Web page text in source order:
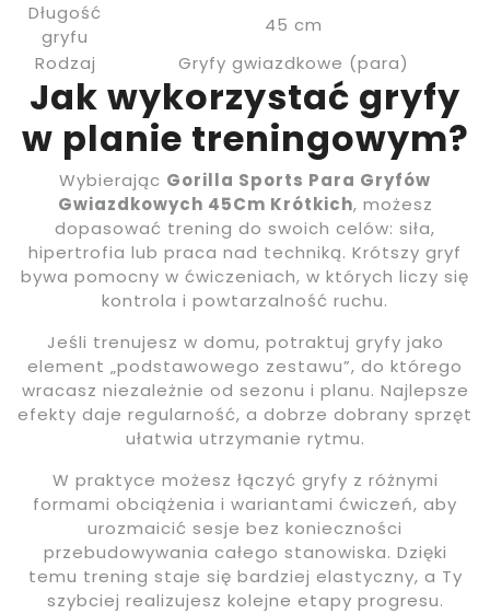
Długość
gryfu
45 cm
Rodzaj
Gryfy gwiazdkowe (para)
Jak wykorzystać gryfy
w planie treningowym?
Wybierając Gorilla Sports Para Gryfów
Gwiazdkowych 45Cm Krótkich, możesz
dopasować trening do swoich celów: siła,
hipertrofia lub praca nad techniką. Krótszy gryf
bywa pomocny w ćwiczeniach, w których liczy się
kontrola i powtarzalność ruchu.
Jeśli trenujesz w domu, potraktuj gryfy jako
element „podstawowego zestawu”, do którego
wracasz niezależnie od sezonu i planu. Najlepsze
efekty daje regularność, a dobrze dobrany sprzęt
ułatwia utrzymanie rytmu.
W praktyce możesz łączyć gryfy z różnymi
formami obciążenia i wariantami ćwiczeń, aby
urozmaicić sesje bez konieczności
przebudowywania całego stanowiska. Dzięki
temu trening staje się bardziej elastyczny, a Ty
szybciej realizujesz kolejne etapy progresu.